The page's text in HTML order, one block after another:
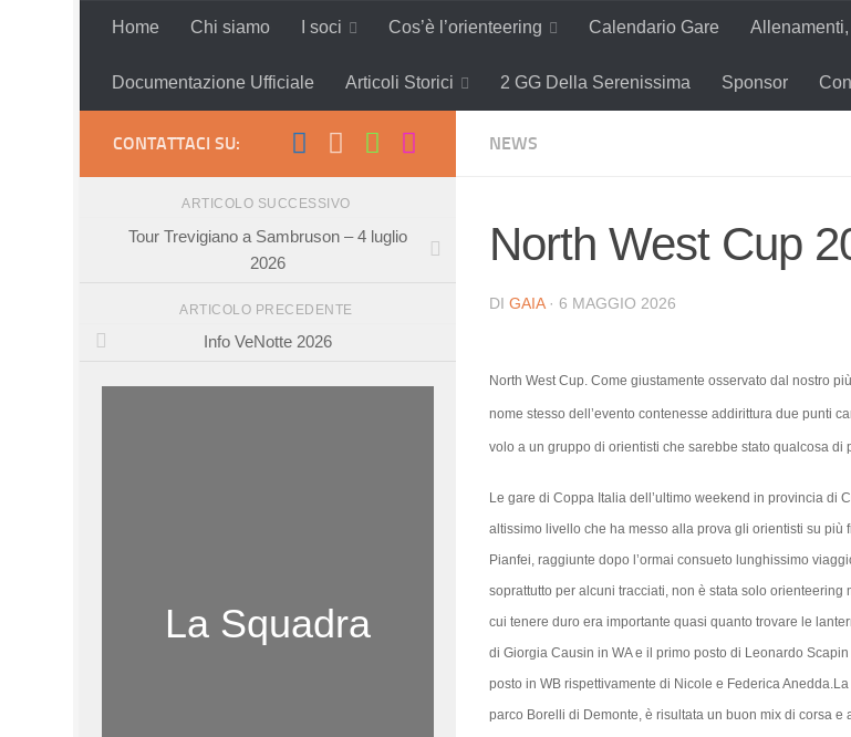
Salta al contenuto
Home Chi siamo I soci Cos’è l’orienteering Calendario Gare
Documentazione Ufficiale Articoli Storici 2 GG Della Serenissima Sponsor
NEWS
North West Cup
DI GAIA · 6 MAGGIO 2026
North West Cup. Come giustamente osservato dal nostro
nome stesso dell’evento contenesse addirittura due punti
volo a un gruppo di orientisti che sarebbe stato qualcosa di
Le gare di Coppa Italia dell’ultimo weekend in provincia di
altissimo livello che ha messo alla prova gli orientisti su più
Pianfei, raggiunte dopo l’ormai consueto lunghissimo
soprattutto per alcuni tracciati, non è stata solo orienteering
cui tenere duro era importante quasi quanto trovare le
di Giorgia Causin in WA e il primo posto di Leonardo
posto in WB rispettivamente di Nicole e Federica
parco Borelli di Demonte, è risultata un buon mix di corsa e
CONTATTACI SU:
ARTICOLO SUCCESSIVO
Tour Trevigiano a Sambruson – 4 luglio
2026
ARTICOLO PRECEDENTE
Info VeNotte 2026
La Squadra